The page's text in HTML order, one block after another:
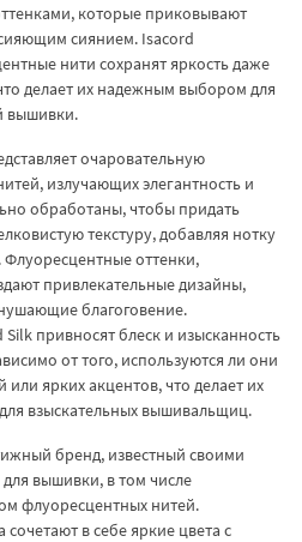
которые приковывают
сиянием. Isacord
нити сохранят яркость даже
делает их надежным выбором для
вышивки.
очаровательную
излучающих элегантность и
обработаны, чтобы придать
текстуру, добавляя нотку
оттенки,
привлекательные дизайны,
благоговение.
привносят блеск и изысканность
от того, используются ли они
ярких акцентов, что делает их
взыскательных вышивальщиц.
бренд, известный своими
вышивки, в том числе
флуоресцентных нитей.
в себе яркие цвета с